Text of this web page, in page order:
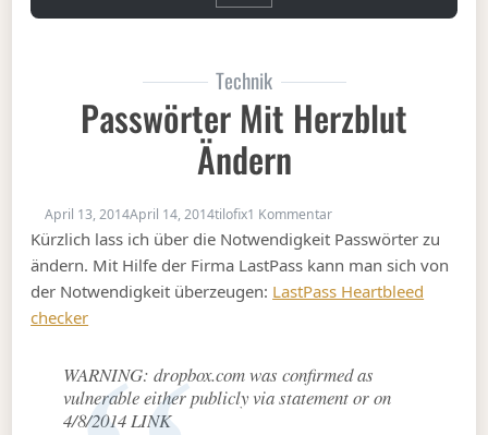
Technik
Passwörter Mit Herzblut
Ändern
April 13, 2014April 14, 2014tilofix1 Kommentarzu Passwörter mit
Kürzlich lass ich über die Notwendigkeit Passwörter zu
ändern. Mit Hilfe der Firma LastPass kann man sich von
der Notwendigkeit überzeugen: LastPass Heartbleed
checker
WARNING: dropbox.com was confirmed as
vulnerable either publicly via statement or on
4/8/2014 LINK